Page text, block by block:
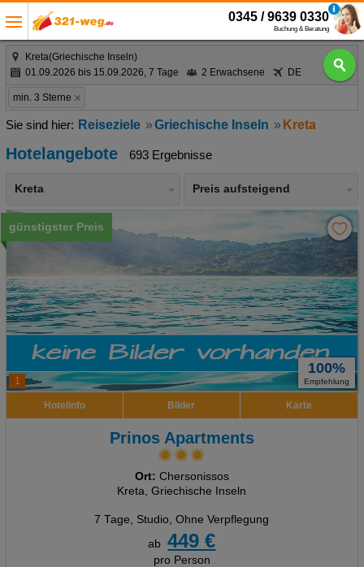
0345 / 9639 0330
Buchung & Beratung
Kreta(Griechische Inseln)
01.09.2026 bis 15.09.2026, 7 Tage
2 Erwachsene DE
min. 3 Sterne
Reiseziele Griechische Inseln Kreta
Hotelangebote 693 Ergebnisse
Kreta Preis aufsteigend
1
günstigster Preis
100%
Empfehlung
Hotelinfo Bilder Karte
Prinos Apartments
Ort: Chersonissos
Kreta, Griechische Inseln
7 Tage, Studio, Ohne Verpflegung
ab
449 €
pro Person